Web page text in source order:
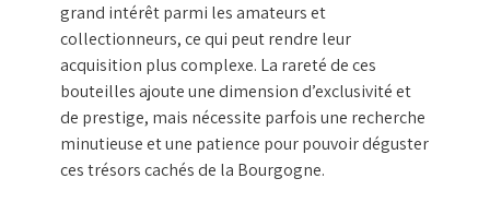
grand intérêt parmi les amateurs et
collectionneurs, ce qui peut rendre leur
acquisition plus complexe. La rareté de ces
bouteilles ajoute une dimension d’exclusivité et
de prestige, mais nécessite parfois une recherche
minutieuse et une patience pour pouvoir déguster
ces trésors cachés de la Bourgogne.